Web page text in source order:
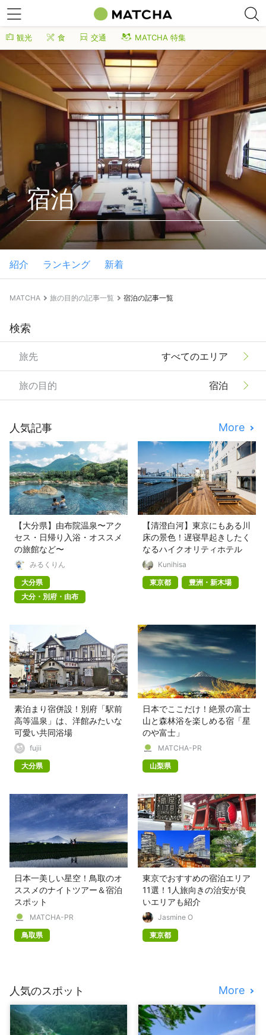
観光 食 交通 MATCHA 特集
宿泊
紹介 ランキング 新着
MATCHA 旅の目的の記事一覧 宿泊の記事一覧
検索
旅先 すべてのエリア
旅の目的 宿泊
人気記事 More
【大分県】由布院温泉〜アク
セス・日帰り入浴・オススメ
の旅館など〜
みるくりん
大分県
大分・別府・由布
【清澄白河】東京にもある川
床の景色！遅寝早起きしたく
なるハイクオリティホテル
Kunihisa
東京都
豊洲・新木場
素泊まり宿併設！別府「駅前
高等温泉」は、洋館みたいな
可愛い共同浴場
fujii
大分県
日本でここだけ！絶景の富士
山と森林浴を楽しめる宿「星
のや富士」
MATCHA-PR
山梨県
日本一美しい星空！鳥取のオ
ススメのナイトツアー＆宿泊
スポット
MATCHA-PR
鳥取県
​​東京でおすすめの宿泊エリア
11選！1人旅向きの治安が良
いエリアも紹介
Jasmine O
東京都
人気のスポット More